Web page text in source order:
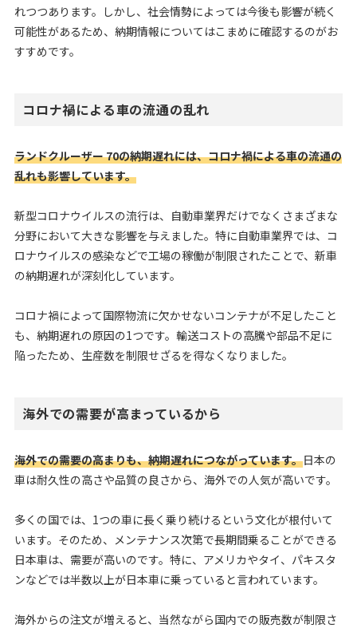
れつつあります。しかし、社会情勢によっては今後も影響が続く
可能性があるため、納期情報についてはこまめに確認するのがお
すすめです。
コロナ禍による車の流通の乱れ
ランドクルーザー 70の納期遅れには、コロナ禍による車の流通の
乱れも影響しています。
新型コロナウイルスの流行は、自動車業界だけでなくさまざまな
分野において大きな影響を与えました。特に自動車業界では、コ
ロナウイルスの感染などで工場の稼働が制限されたことで、新車
の納期遅れが深刻化しています。
コロナ禍によって国際物流に欠かせないコンテナが不足したこと
も、納期遅れの原因の1つです。輸送コストの高騰や部品不足に
陥ったため、生産数を制限せざるを得なくなりました。
海外での需要が高まっているから
海外での需要の高まりも、納期遅れにつながっています。日本の
車は耐久性の高さや品質の良さから、海外での人気が高いです。
多くの国では、1つの車に長く乗り続けるという文化が根付いて
います。そのため、メンテナンス次第で長期間乗ることができる
日本車は、需要が高いのです。特に、アメリカやタイ、パキスタ
ンなどでは半数以上が日本車に乗っていると言われています。
海外からの注文が増えると、当然ながら国内での販売数が制限さ